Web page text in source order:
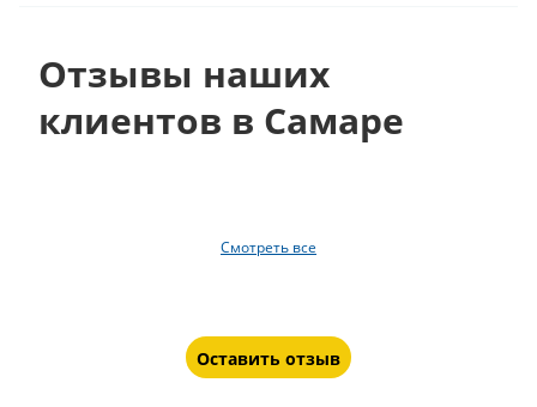
Отзывы наших
клиентов в Самаре
Смотреть все
Оставить отзыв